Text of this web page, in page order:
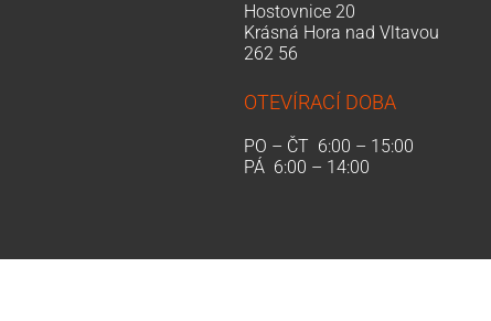
Hostovnice 20
Krásná Hora nad Vltavou
262 56
OTEVÍRACÍ DOBA
PO – ČT 6:00 – 15:00
PÁ 6:00 – 14:00